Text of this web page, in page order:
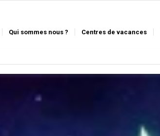
Qui sommes nous ? Centres de vacances